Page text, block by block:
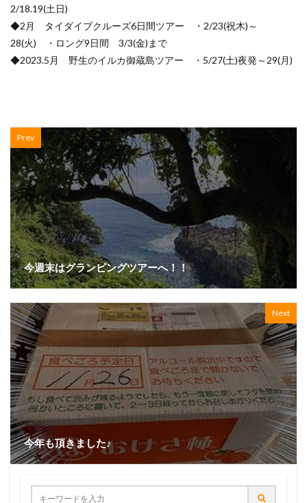
2/18.19(土日)
◆2月 タイダイブクルーズ6日間ツアー ・2/23(祝木)～
28(火) ・ロング9日間 3/3(金)まで
◆2023.5月 野生のイルカ御蔵島ツアー ・5/27(土)夜発～29(月)
Prev
今週末はグランピングツアーへ！！
Next
今年も頂きました♪